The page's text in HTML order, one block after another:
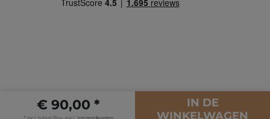
€ 90,00 *
* incl. totaal Btw. excl. Verzendkosten
IN DE
WINKELWAGEN